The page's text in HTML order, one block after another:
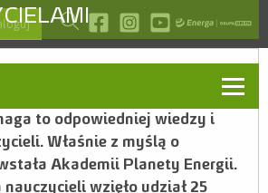
szukajOdwiedź nas na facebook
Odwiedź nas na instagram
Odwiedź nas na
Aktualności
O programie
i przystępny sposób uczyć
OZE i konwersja energii?
to odpowiedniej wiedzy i
Właśnie z myślą o
Akademii Planety Energii.
wzięło udział 25